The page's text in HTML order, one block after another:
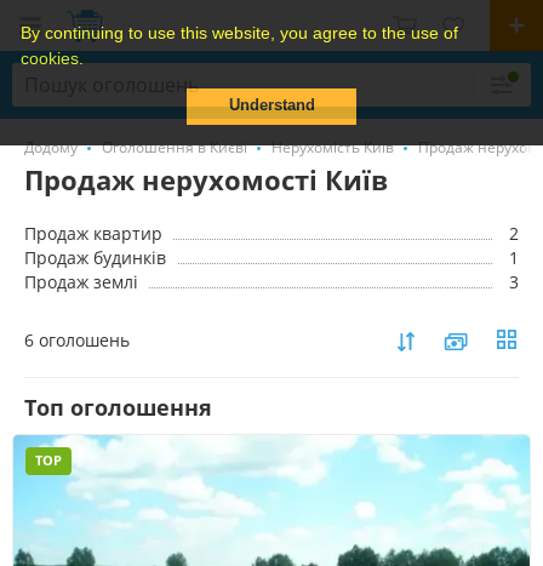
By continuing to use this website, you agree to the use of
cookies.
Understand
Додому Оголошення в Києві Нерухомість Київ Продаж
Продаж нерухомості Київ
Продаж квартир
2
Продаж будинків
1
Продаж землі
3
6 оголошень
Топ оголошення
TOP